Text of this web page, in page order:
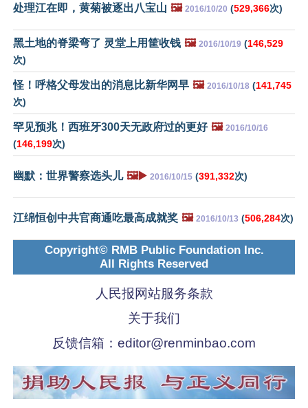
处理江在即，黄菊被逐出八宝山 🖼️ 2016/10/20 (529,366次)
黑土地的脊梁弯了 灵堂上用筐收钱 🖼️ 2016/10/19 (146,529
次)
怪！呼格父母发出的消息比新华网早 🖼️ 2016/10/18 (141,745
次)
罕见预兆！西班牙300天无政府过的更好 🖼️ 2016/10/16
(146,199次)
幽默：世界警察选头儿 🖼️▶️ 2016/10/15 (391,332次)
江绵恒创中共官商通吃最高成就奖 🖼️ 2016/10/13 (506,284次)
Copyright© RMB Public Foundation Inc.
All Rights Reserved
人民报网站服务条款
关于我们
反馈信箱： editor@renminbao.com